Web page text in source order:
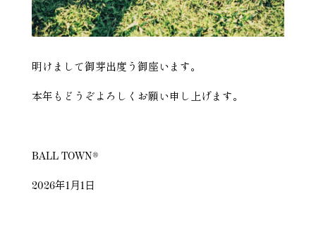
明けまして御芽出度う御座います。
本年もどうぞよろしくお願い申し上げます。
BALL TOWN®︎
2026年1月1日